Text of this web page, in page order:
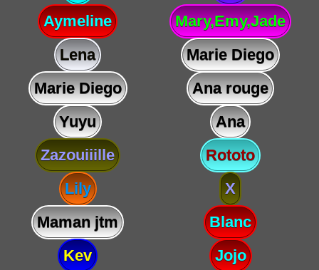
Aymeline
Mary,Emy,Jade
Lena
Marie Diego
Marie Diego
Ana rouge
Yuyu
Ana
Zazouiiille
Rototo
Lily
X
Maman jtm
Blanc
Kev
Jojo